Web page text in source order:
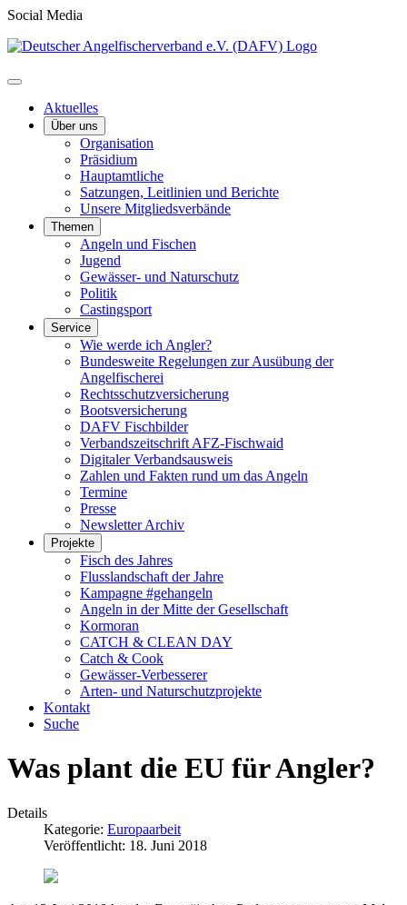
Social Media
Aktuelles
Über uns
Organisation
Präsidium
Hauptamtliche
Satzungen, Leitlinien und Berichte
Unsere Mitgliedsverbände
Themen
Angeln und Fischen
Jugend
Gewässer- und Naturschutz
Politik
Castingsport
Service
Wie werde ich Angler?
Bundesweite Regelungen zur Ausübung der
Angelfischerei
Rechtsschutzversicherung
Bootsversicherung
DAFV Fischbilder
Verbandszeitschrift AFZ-Fischwaid
Digitaler Verbandsausweis
Zahlen und Fakten rund um das Angeln
Termine
Presse
Newsletter Archiv
Projekte
Fisch des Jahres
Flusslandschaft der Jahre
Kampagne #gehangeln
Angeln in der Mitte der Gesellschaft
Kormoran
CATCH & CLEAN DAY
Catch & Cook
Gewässer-Verbesserer
Arten- und Naturschutzprojekte
Kontakt
Suche
Was plant die EU für Angler?
Details
Kategorie: Europaarbeit
Veröffentlicht: 18. Juni 2018